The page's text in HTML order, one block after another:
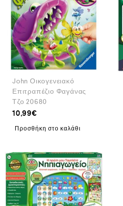
John Οικογενειακό
Επιτραπέζιο Φαγάνας
Τζο 20680
10,99€
Προσθήκη στο καλάθι